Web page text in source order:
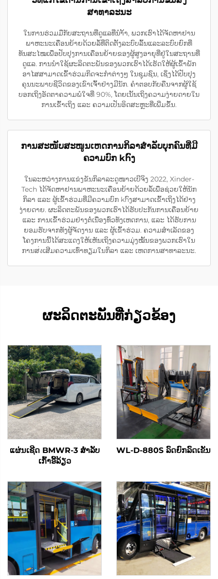
ສາທາລະນະ
ໃນການຮ່ວມມືກັບສະຖານທີ່ດູແລທີ່ນຳ້້າ, ພວກເຮົາໄດ້ຈັດຫາຢານ
ພາຫະນະເຄື່ອນຍ້າຍດ້ວຍລໍ້ທີ່ຕິດຕັ້ງລະບົບລົ້ນແລະລະບົບຍົກທີ່
ທັນສະໄໝເພື່ອປັບປຸງການເຄື່ອນຍ້າຍຂອງຜູ້ສູງອາຍຸທີ່ຢູ່ໃນສະຖານທີ່
ດູແລ. ການນຳໃຊ້ຜະລິດຕະພັນຂອງພວກເຮົາໄດ້ເຮັດໃຫ້ຜູ້ເຂົ້າພັກ
ອາໄສສາມາດເຂົ້າຮ່ວມກິດຈະກຳຕ່າງໆ ໃນຊຸມຊົນ, ເຊິ່ງໄດ້ປັບປຸງ
ຄຸນນະພາບຊີວິດຂອງເຂົາເຈົ້າຢ່າງມີນັກ. ຄຳຕອບກັບຄືນຈາກຜູ້ໃຊ້
ບອກເຖິງອັດຕາຄວາມພໍໃຈທີ່ 90%, ໂດຍເນັ້ນເຖິງຄວາມງ່າຍດາຍໃນ
ການເຂົ້າເຖິງ ແລະ ຄວາມເປັນອິດສະຫຼະທີ່ເພີ່ມຂຶ້ນ.
ການສະໜັບສະໜູນເຫດການກິລາສຳລັບບຸກຄົນທີ່ມີ
ຄວາມບົກ khົງ
ໃນລະຫວ່າງການແຂ່ງຂັນກິລາລະດູໜາວເບີຈິງ 2022, Xinder-
Tech ໄດ້ຈັດຫາຢານພາຫະນະເຄື່ອນຍ້າຍດ້ວຍລໍ້ເພື່ອຊ່ວຍໃຫ້ນັກ
ກິລາ ແລະ ຜູ້ເຂົ້າຮ່ວມທີ່ມີຄວາມບົກ khົງສາມາດເຂົ້າເຖິງໄດ້ຢ່າງ
ງ່າຍດາຍ. ຜະລິດຕະພັນຂອງພວກເຮົາໄດ້ຮັບປະກັນການເຄື່ອນຍ້າຍ
ແລະ ການເຂົ້າຮ່ວມຢ່າງຕໍ່ເນື່ອງທົ່ວທັງເຫດການ, ແລະ ໄດ້ຮັບການ
ຍອມຮັບຈາກທັງຜູ້ຈັດງານ ແລະ ຜູ້ເຂົ້າຮ່ວມ. ຄວາມສຳເລັດຂອງ
ໂຄງການນີ້ໄດ້ສະແດງໃຫ້ເຫັນເຖິງຄວາມມຸ່ງໝັ້ນຂອງພວກເຮົາໃນ
ການສ่งເສີມຄວາມເທົ່າທຽມໃນກິລາ ແລະ ເຫດການສາທາລະນະ.
ຜະລິດຕະພັນທີ່ກ່ຽວຂ້ອງ
ແຜ່ນເຊີດ BMWR-3 ສໍາລັບ
ເກົ້າອີ້ລ້ຽວ
WL-D-880S ລົດຍົກລົດເຂັນ